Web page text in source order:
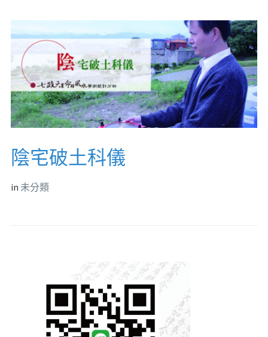
陰宅破土科儀
in 未分類